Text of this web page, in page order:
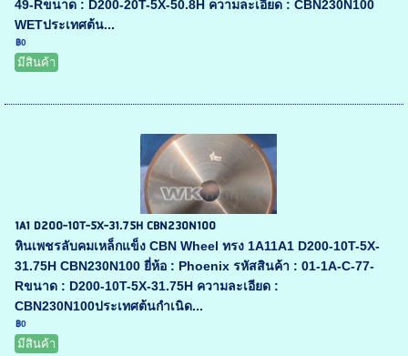
49-Rขนาด : D200-20T-5X-50.8H ความละเอียด : CBN230N100
WETประเทศต้น...
฿0
มีสินค้า
1A1 D200-10T-5X-31.75H CBN230N100
หินเพชรลับคมเหล็กแข็ง CBN Wheel ทรง 1A11A1 D200-10T-5X-
31.75H CBN230N100 ยี่ห้อ : Phoenix รหัสสินค้า : 01-1A-C-77-
Rขนาด : D200-10T-5X-31.75H ความละเอียด :
CBN230N100ประเทศต้นกำเนิด...
฿0
มีสินค้า